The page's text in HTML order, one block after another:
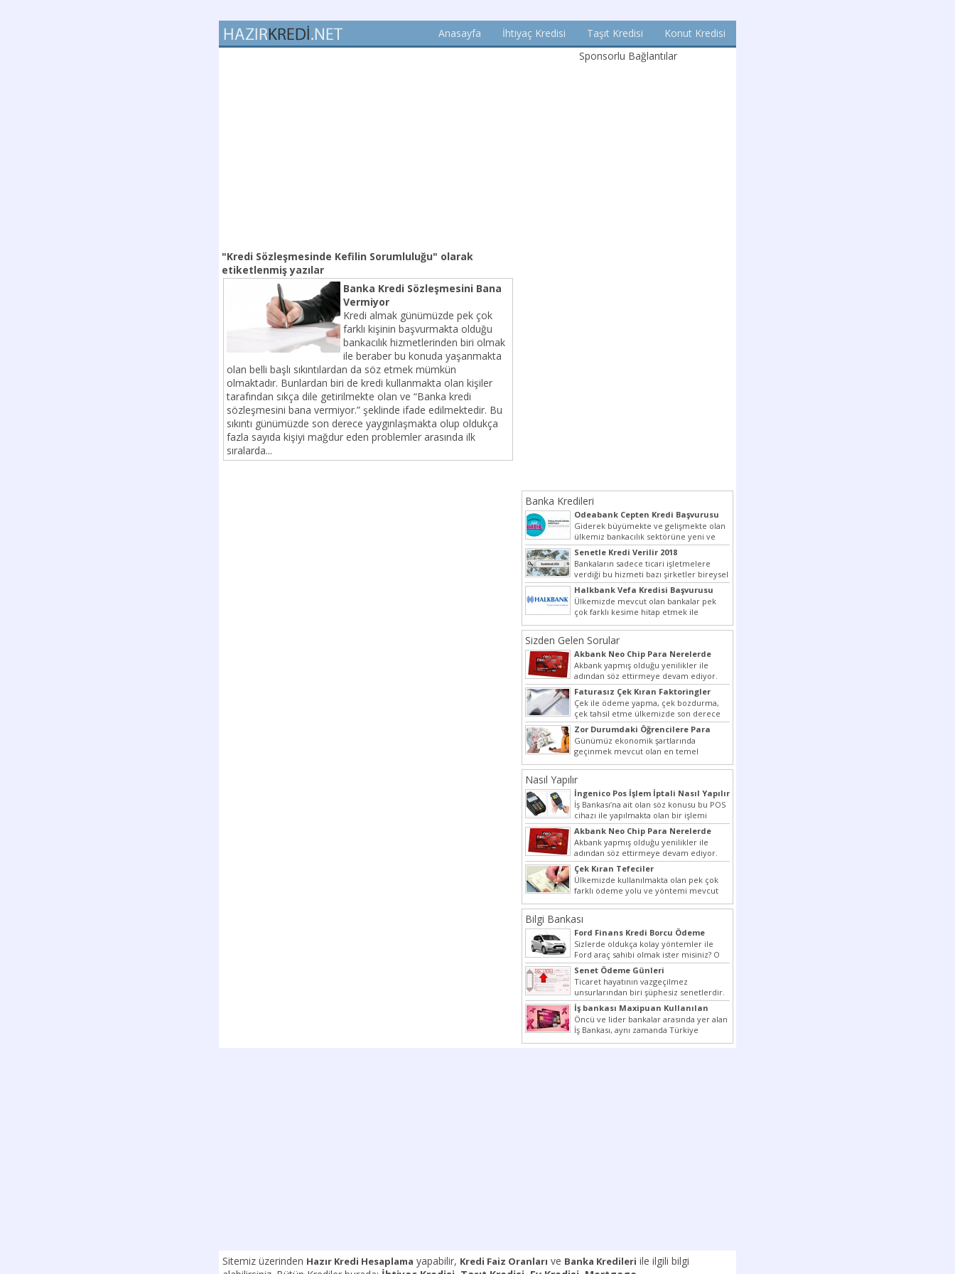
Anasayfa İhtiyaç Kredisi Taşıt Kredisi Konut Kredisi
"Kredi Sözleşmesinde Kefilin Sorumluluğu" olarak
etiketlenmiş yazılar
Banka Kredi Sözleşmesini Bana
Vermiyor
Kredi almak günümüzde pek çok
farklı kişinin başvurmakta olduğu
bankacılık hizmetlerinden biri olmak
ile beraber bu konuda yaşanmakta
olan belli başlı sıkıntılardan da söz etmek mümkün
olmaktadır. Bunlardan biri de kredi kullanmakta olan kişiler
tarafından sıkça dile getirilmekte olan ve “Banka kredi
sözleşmesini bana vermiyor.” şeklinde ifade edilmektedir. Bu
sıkıntı günümüzde son derece yaygınlaşmakta olup oldukça
fazla sayıda kişiyi mağdur eden problemler arasında ilk
sıralarda...
Sponsorlu Bağlantılar
Banka Kredileri
Odeabank Cepten Kredi Başvurusu
KREDIM 8444
Giderek büyümekte ve gelişmekte olan
ülkemiz bankacılık sektörüne yeni ve
hızlı bir giriş yapmış olan...
Senetle Kredi Verilir 2018
Bankaların sadece ticari işletmelere
verdiği bu hizmeti bazı şirketler bireysel
olarak da vermektedir. Senetle kredi...
Halkbank Vefa Kredisi Başvurusu
Ülkemizde mevcut olan bankalar pek
çok farklı kesime hitap etmek ile
beraber bu noktada son...
Sizden Gelen Sorular
Akbank Neo Chip Para Nerelerde
Kullanılır?
Akbank yapmış olduğu yenilikler ile
adından söz ettirmeye devam ediyor.
Hem müşteri potansiyelini arttırmak
hem...
Faturasız Çek Kıran Faktoringler
Çek ile ödeme yapma, çek bozdurma,
çek tahsil etme ülkemizde son derece
yaygın bir şekilde...
Zor Durumdaki Öğrencilere Para
Yardımı
Günümüz ekonomik şartlarında
geçinmek mevcut olan en temel
ihtiyaçları gidermek dahi son derece zor
olmak...
Nasıl Yapılır
İngenico Pos İşlem İptali Nasıl Yapılır
İş Bankası’na ait olan söz konusu bu POS
cihazı ile yapılmakta olan bir işlemi
iptal...
Akbank Neo Chip Para Nerelerde
Kullanılır?
Akbank yapmış olduğu yenilikler ile
adından söz ettirmeye devam ediyor.
Hem müşteri potansiyelini arttırmak
hem...
Çek Kıran Tefeciler
Ülkemizde kullanılmakta olan pek çok
farklı ödeme yolu ve yöntemi mevcut
olmak ile beraber bunlar...
Bilgi Bankası
Ford Finans Kredi Borcu Ödeme
Sizlerde oldukça kolay yöntemler ile
Ford araç sahibi olmak ister misiniz? O
halde yazımız ilginizi...
Senet Ödeme Günleri
Ticaret hayatının vazgeçilmez
unsurlarından biri şüphesiz senetlerdir.
Çünkü senetler en çok kullanılan ödeme
araçlarıdır. Taksitler...
İş bankası Maxipuan Kullanılan
Yerler
Öncü ve lider bankalar arasında yer alan
İş Bankası, aynı zamanda Türkiye
Cumhuriyeti’nin ilk milli...
Sitemiz üzerinden Hazır Kredi Hesaplama yapabilir, Kredi Faiz Oranları ve Banka Kredileri ile ilgili bilgi